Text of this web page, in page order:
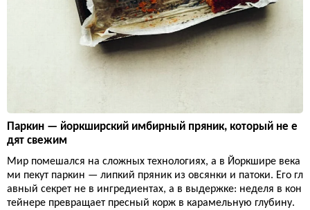
Паркин — йоркширский имбирный пряник, который не е
дят свежим
Мир помешался на сложных технологиях, а в Йоркшире века
ми пекут паркин — липкий пряник из овсянки и патоки. Его гл
авный секрет не в ингредиентах, а в выдержке: неделя в кон
тейнере превращает пресный корж в карамельную глубину.